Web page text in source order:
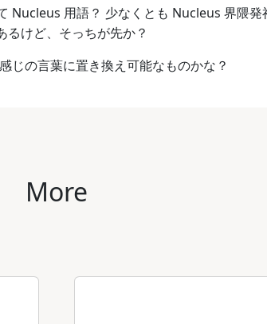
Nucleus 用語？ 少なくとも Nucleus 界隈
けど、そっちが先か？
の言葉に置き換え可能なものかな？
More